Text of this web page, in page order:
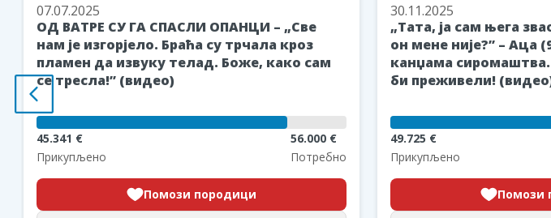
07.07.2025
ОД ВАТРЕ СУ ГА СПАСЛИ ОПАНЦИ – „Све
нам је изгорјело. Браћа су трчала кроз
пламен да извуку телад. Боже, како сам
се тресла!” (видео)
45.341 €
Прикупљено
56.000 €
Потребно
Помози породици
30.11.2025
„Тата, ја сам њега
он мене није?” – Аца
канџама
би преживели!
49.725 €
Прикупљено
Помози